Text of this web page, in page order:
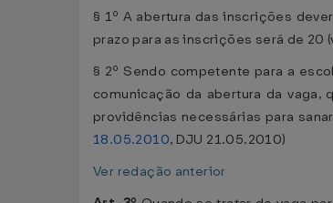
§ 1º A abertura das inscrições
prazo para as inscrições será de 20
§ 2º Sendo competente para a
comunicação da abertura da vaga,
providências necessárias para
18.05.2010, DJU 21.05.2010)
Ver redação anterior